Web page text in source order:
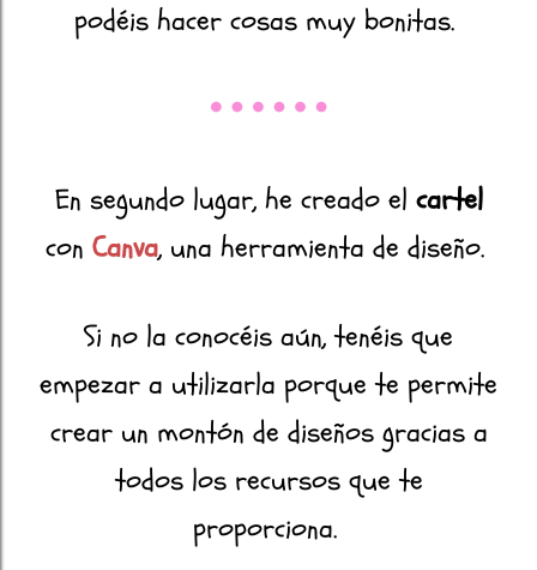
podéis hacer cosas muy bonitas.
En segundo lugar, he creado el cartel
con Canva, una herramienta de diseño.
Si no la conocéis aún, tenéis que
empezar a utilizarla porque te permite
crear un montón de diseños gracias a
todos los recursos que te
proporciona.